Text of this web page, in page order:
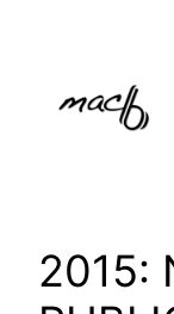
conteúdo
2015: